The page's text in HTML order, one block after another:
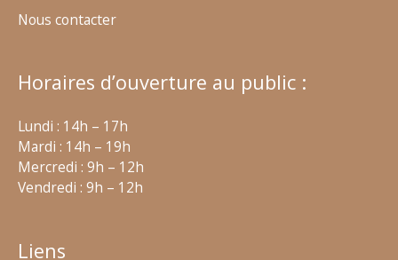
Nous contacter
Horaires d’ouverture au public :
Lundi : 14h – 17h
Mardi : 14h – 19h
Mercredi : 9h – 12h
Vendredi : 9h – 12h
Liens